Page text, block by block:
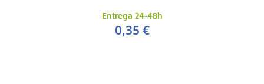
Entrega 24-48h
0,35 €